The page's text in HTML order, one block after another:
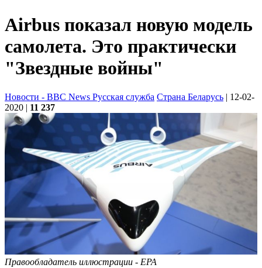
Airbus показал новую модель
самолета. Это практически
"Звездные войны"
Новости - BBC News Русская служба Страна Беларусь | 12-02-
2020 | 11 237
Правообладатель иллюстрации - EPA